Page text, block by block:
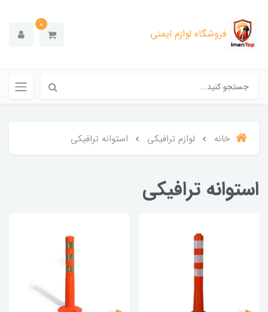
فروشگاه لوازم ایمنی
0
خانه لوازم ترافیکی استوانه ترافیکی
استوانه ترافیکی